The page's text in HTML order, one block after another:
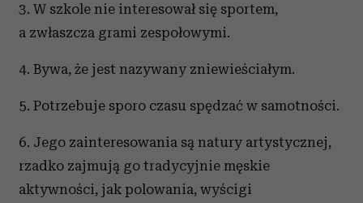
3. W szkole nie interesował się sportem,
a zwłaszcza grami zespołowymi.
4. Bywa, że jest nazywany zniewieściałym.
5. Potrzebuje sporo czasu spędzać w samotności.
6. Jego zainteresowania są natury artystycznej,
rzadko zajmują go tradycyjnie męskie
aktywności, jak polowania, wyścigi